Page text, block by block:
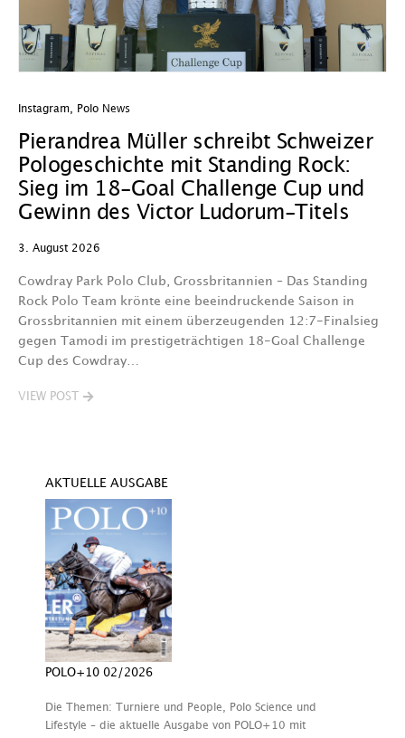
Instagram Polo News
Pierandrea Müller schreibt Schweizer
Pologeschichte mit Standing Rock:
Sieg im 18-Goal Challenge Cup und
Gewinn des Victor Ludorum-Titels
3. August 2026
Cowdray Park Polo Club, Grossbritannien – Das Standing
Rock Polo Team krönte eine beeindruckende Saison in
Grossbritannien mit einem überzeugenden 12:7-Finalsieg
gegen Tamodi im prestigeträchtigen 18-Goal Challenge
Cup des Cowdray…
VIEW POST
AKTUELLE AUSGABE
POLO+10 02/2026
Die Themen: Turniere und People, Polo Science und
Lifestyle – die aktuelle Ausgabe von POLO+10 mit